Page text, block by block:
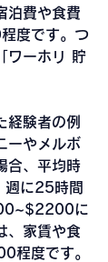
泊費や食費
度です。つ
ワーホリ 貯
経験者の例
ーやメルボ
合、平均時
に25時間
に
、家賃や食
程度です。